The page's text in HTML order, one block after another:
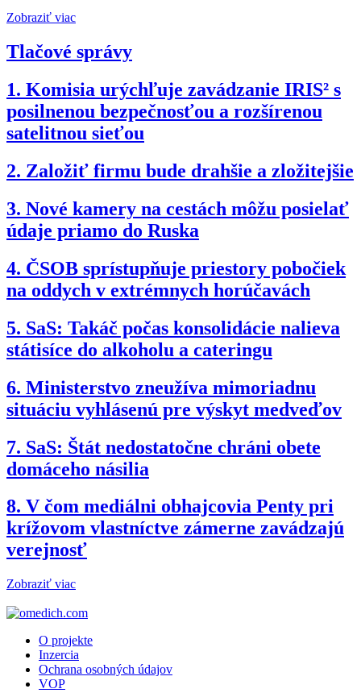
Zobraziť viac
Tlačové správy
1. Komisia urýchľuje zavádzanie IRIS² s
posilnenou bezpečnosťou a rozšírenou
satelitnou sieťou
2. Založiť firmu bude drahšie a zložitejšie
3. Nové kamery na cestách môžu posielať
údaje priamo do Ruska
4. ČSOB sprístupňuje priestory pobočiek
na oddych v extrémnych horúčavách
5. SaS: Takáč počas konsolidácie nalieva
státisíce do alkoholu a cateringu
6. Ministerstvo zneužíva mimoriadnu
situáciu vyhlásenú pre výskyt medveďov
7. SaS: Štát nedostatočne chráni obete
domáceho násilia
8. V čom mediálni obhajcovia Penty pri
krížovom vlastníctve zámerne zavádzajú
verejnosť
Zobraziť viac
O projekte
Inzercia
Ochrana osobných údajov
VOP